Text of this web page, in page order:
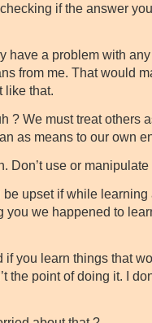
if the answer
have a problem with
from me. That would
like that.
? We must treat others
as means to our own
Don’t use or manipulate
be upset if while learning
you we happened to
if you learn things that
the point of doing it. I